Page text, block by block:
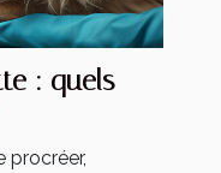
: quels
procréer,